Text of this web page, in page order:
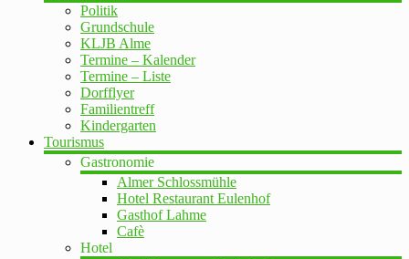
Politik
Grundschule
KLJB Alme
Termine – Kalender
Termine – Liste
Dorfflyer
Familientreff
Kindergarten
Tourismus
Gastronomie
Almer Schlossmühle
Hotel Restaurant Eulenhof
Gasthof Lahme
Cafè
Hotel